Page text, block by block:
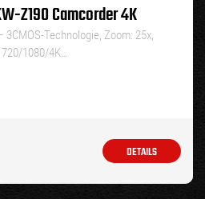
Z190 Camcorder 4K
3CMOS-Technologie, Zoom: 25x,
1080/4K…
DETAILS